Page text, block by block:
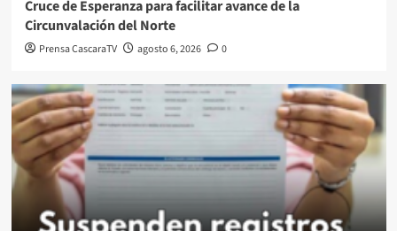
Cruce de Esperanza para facilitar avance de la
Circunvalación del Norte
Prensa CascaraTV agosto 6, 2026 0